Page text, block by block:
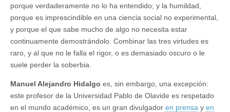
porque verdaderamente no lo ha entendido; y la humildad,
porque es imprescindible en una ciencia social no experimental,
y porque el que sabe mucho de algo no necesita estar
continuamente demostrándolo. Combinar las tres virtudes es
raro, y al que no le falla el rigor, o es demasiado oscuro o le
suele perder la soberbia.
Manuel Alejandro Hidalgo es, sin embargo, una excepción:
este profesor de la Universidad Pablo de Olavide es respetado
en el mundo académico, es un gran divulgador en prensa y en